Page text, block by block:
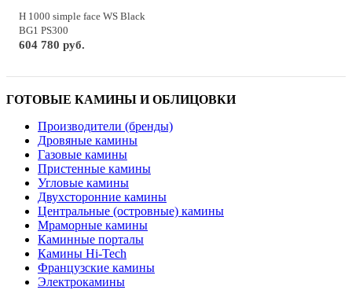
H 1000 simple face WS Black
BG1 PS300
604 780 руб.
ГОТОВЫЕ КАМИНЫ И ОБЛИЦОВКИ
Производители (бренды)
Дровяные камины
Газовые камины
Пристенные камины
Угловые камины
Двухсторонние камины
Центральные (островные) камины
Мраморные камины
Каминные порталы
Камины Hi-Tech
Французские камины
Электрокамины